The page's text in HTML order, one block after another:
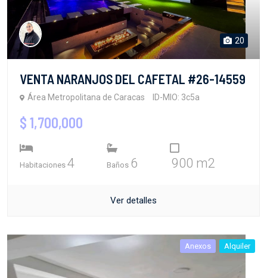
20
VENTA NARANJOS DEL CAFETAL #26-14559
Área Metropolitana de Caracas ID-MIO: 3c5a
$ 1,700,000
Habitaciones 4 Baños 6 900 m2
Ver detalles
Anexos Alquiler